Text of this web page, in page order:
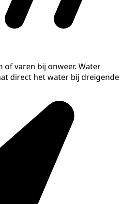
of varen bij onweer. Water
direct het water bij dreigende